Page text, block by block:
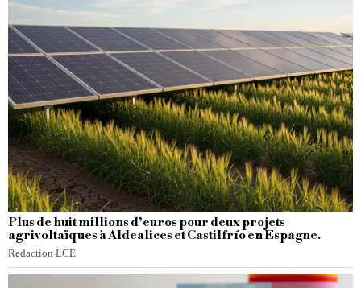
Plus de huit millions d’euros pour deux projets
agrivoltaïques à Aldealices et Castilfrío en Espagne.
Redaction LCE